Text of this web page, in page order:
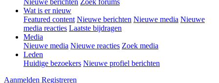
Nieuwe berichten Zoek forums
Wat is er nieuw
Featured content Nieuwe berichten Nieuwe media Nieuwe
media reacties Laatste bijdragen
Media
Nieuwe media Nieuwe reacties Zoek media
Leden
Huidige bezoekers Nieuwe profiel berichten
Aanmelden Registreren